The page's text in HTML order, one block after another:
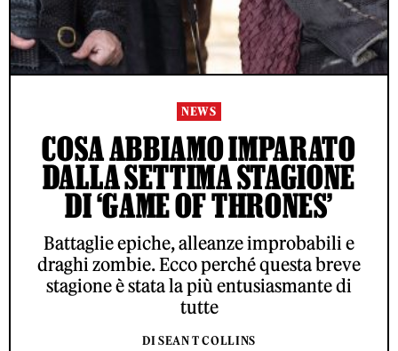
NEWS
COSA ABBIAMO IMPARATO
DALLA SETTIMA STAGIONE
DI ‘GAME OF THRONES’
Battaglie epiche, alleanze improbabili e
draghi zombie. Ecco perché questa breve
stagione è stata la più entusiasmante di
tutte
DI SEAN T COLLINS